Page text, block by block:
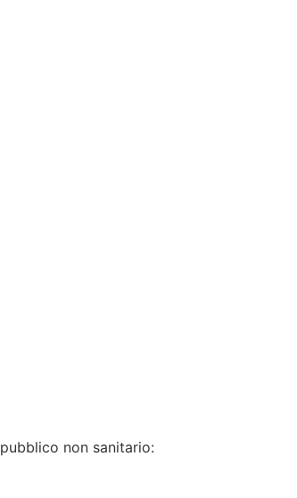
non sanitario: